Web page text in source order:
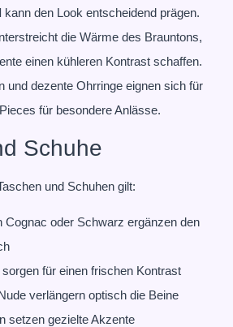
kann den Look entscheidend prägen.
die Wärme des Brauntons,
einen kühleren Kontrast schaffen.
und dezente Ohrringe eignen sich für
für besondere Anlässe.
Schuhe
und Schuhen gilt:
Cognac oder Schwarz ergänzen den
für einen frischen Kontrast
verlängern optisch die Beine
setzen gezielte Akzente